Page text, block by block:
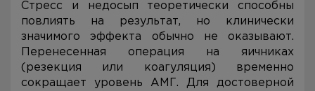
Стресс и недосып теоретически способны
повлиять на результат, но клинически
значимого эффекта обычно не оказывают.
Перенесенная операция на яичниках
(резекция или коагуляция) временно
сокращает уровень АМГ. Для достоверной